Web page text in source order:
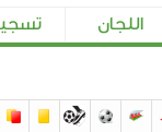
اللجان